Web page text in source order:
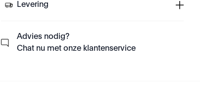
Levering
Advies nodig?
Chat nu met onze klantenservice